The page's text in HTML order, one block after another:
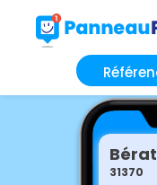
Bérat
31370